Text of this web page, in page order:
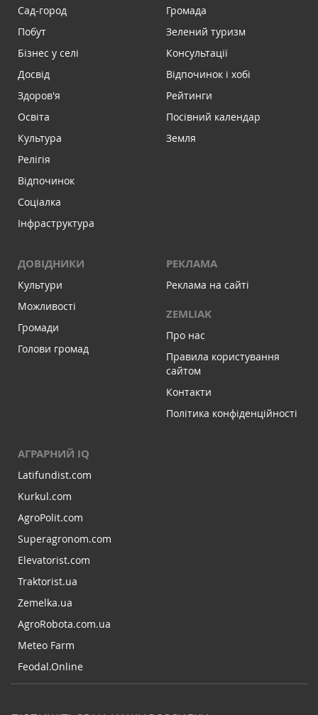
Сад-город
Побут
Бізнес у селі
Досвід
Здоров'я
Освіта
Культура
Релігія
Відпочинок
Соціалка
Інфраструктура
Громада
Зелений туризм
Консультації
Відпочинок і хобі
Рейтинги
Посівний календар
Земля
ДОВІДНИКИ
Культури
Можливості
Громади
Голови громад
РЕКЛАМА
Реклама на сайті
ZEMLIAK
Про нас
Правила користування
сайтом
Контакти
Політика конфіденційності
АГРАРНИЙ IQ
Latifundist.com
Kurkul.com
AgroPolit.com
Superagronom.com
Elevatorist.com
Traktorist.ua
Zemelka.ua
AgroRobota.com.ua
Meteo Farm
Feodal.Online